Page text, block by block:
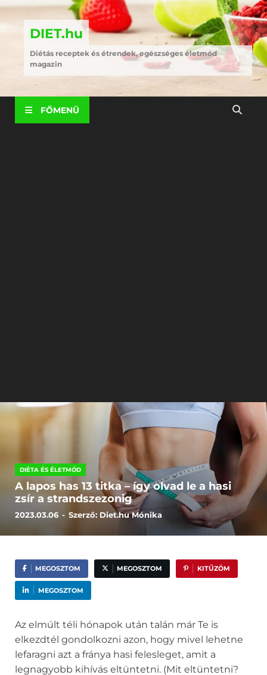
DIET.hu
Diétás receptek és étrendek, egészséges életmód
magazin
FŐMENÜ
DIÉTA ÉS ÉLETMÓD
A lapos has 13 titka – így olvad le a hasi
zsír a strandszezonig
2023.03.06 - Szerző: Diet.hu Mónika
MEGOSZTOM MEGOSZTOM KITŰZÖM
MEGOSZTOM
Az elmúlt téli hónapok után talán már Te is
elkezdtél gondolkozni azon, hogy mivel lehetne
lefaragni azt a fránya hasi felesleget, amit a
legnagyobb kihívás eltüntetni. (Mit eltüntetni?